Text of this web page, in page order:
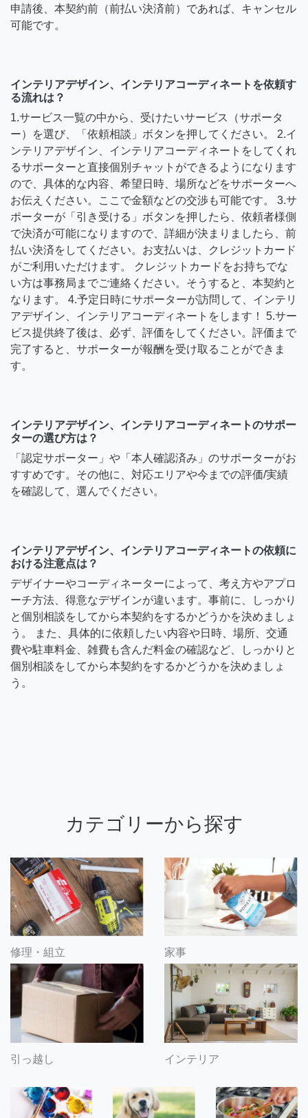
申請後、本契約前（前払い決済前）であれば、キャンセル
可能です。
インテリアデザイン、インテリアコーディネートを依頼す
る流れは？
1.サービス一覧の中から、受けたいサービス（サポータ
ー）を選び、「依頼相談」ボタンを押してください。 2.イ
ンテリアデザイン、インテリアコーディネートをしてくれ
るサポーターと直接個別チャットができるようになります
ので、具体的な内容、希望日時、場所などをサポーターへ
お伝えください。ここで金額などの交渉も可能です。 3.サ
ポーターが「引き受ける」ボタンを押したら、依頼者様側
で決済が可能になりますので、詳細が決まりましたら、前
払い決済をしてください。お支払いは、クレジットカード
がご利用いただけます。 クレジットカードをお持ちでな
い方は事務局までご連絡ください。そうすると、本契約と
なります。 4.予定日時にサポーターが訪問して、インテリ
アデザイン、インテリアコーディネートをします！ 5.サー
ビス提供終了後は、必ず、評価をしてください。評価まで
完了すると、サポーターが報酬を受け取ることができま
す。
インテリアデザイン、インテリアコーディネートのサポー
ターの選び方は？
「認定サポーター」や「本人確認済み」のサポーターがお
すすめです。その他に、対応エリアや今までの評価/実績
を確認して、選んでください。
インテリアデザイン、インテリアコーディネートの依頼に
おける注意点は？
デザイナーやコーディネーターによって、考え方やアプロ
ーチ方法、得意なデザインが違います。事前に、しっかり
と個別相談をしてから本契約をするかどうかを決めましょ
う。 また、具体的に依頼したい内容や日時、場所、交通
費や駐車料金、雑費も含んだ料金の確認など、しっかりと
個別相談をしてから本契約をするかどうかを決めましょ
う。
カテゴリーから探す
修理・組立 家事
引っ越し インテリア